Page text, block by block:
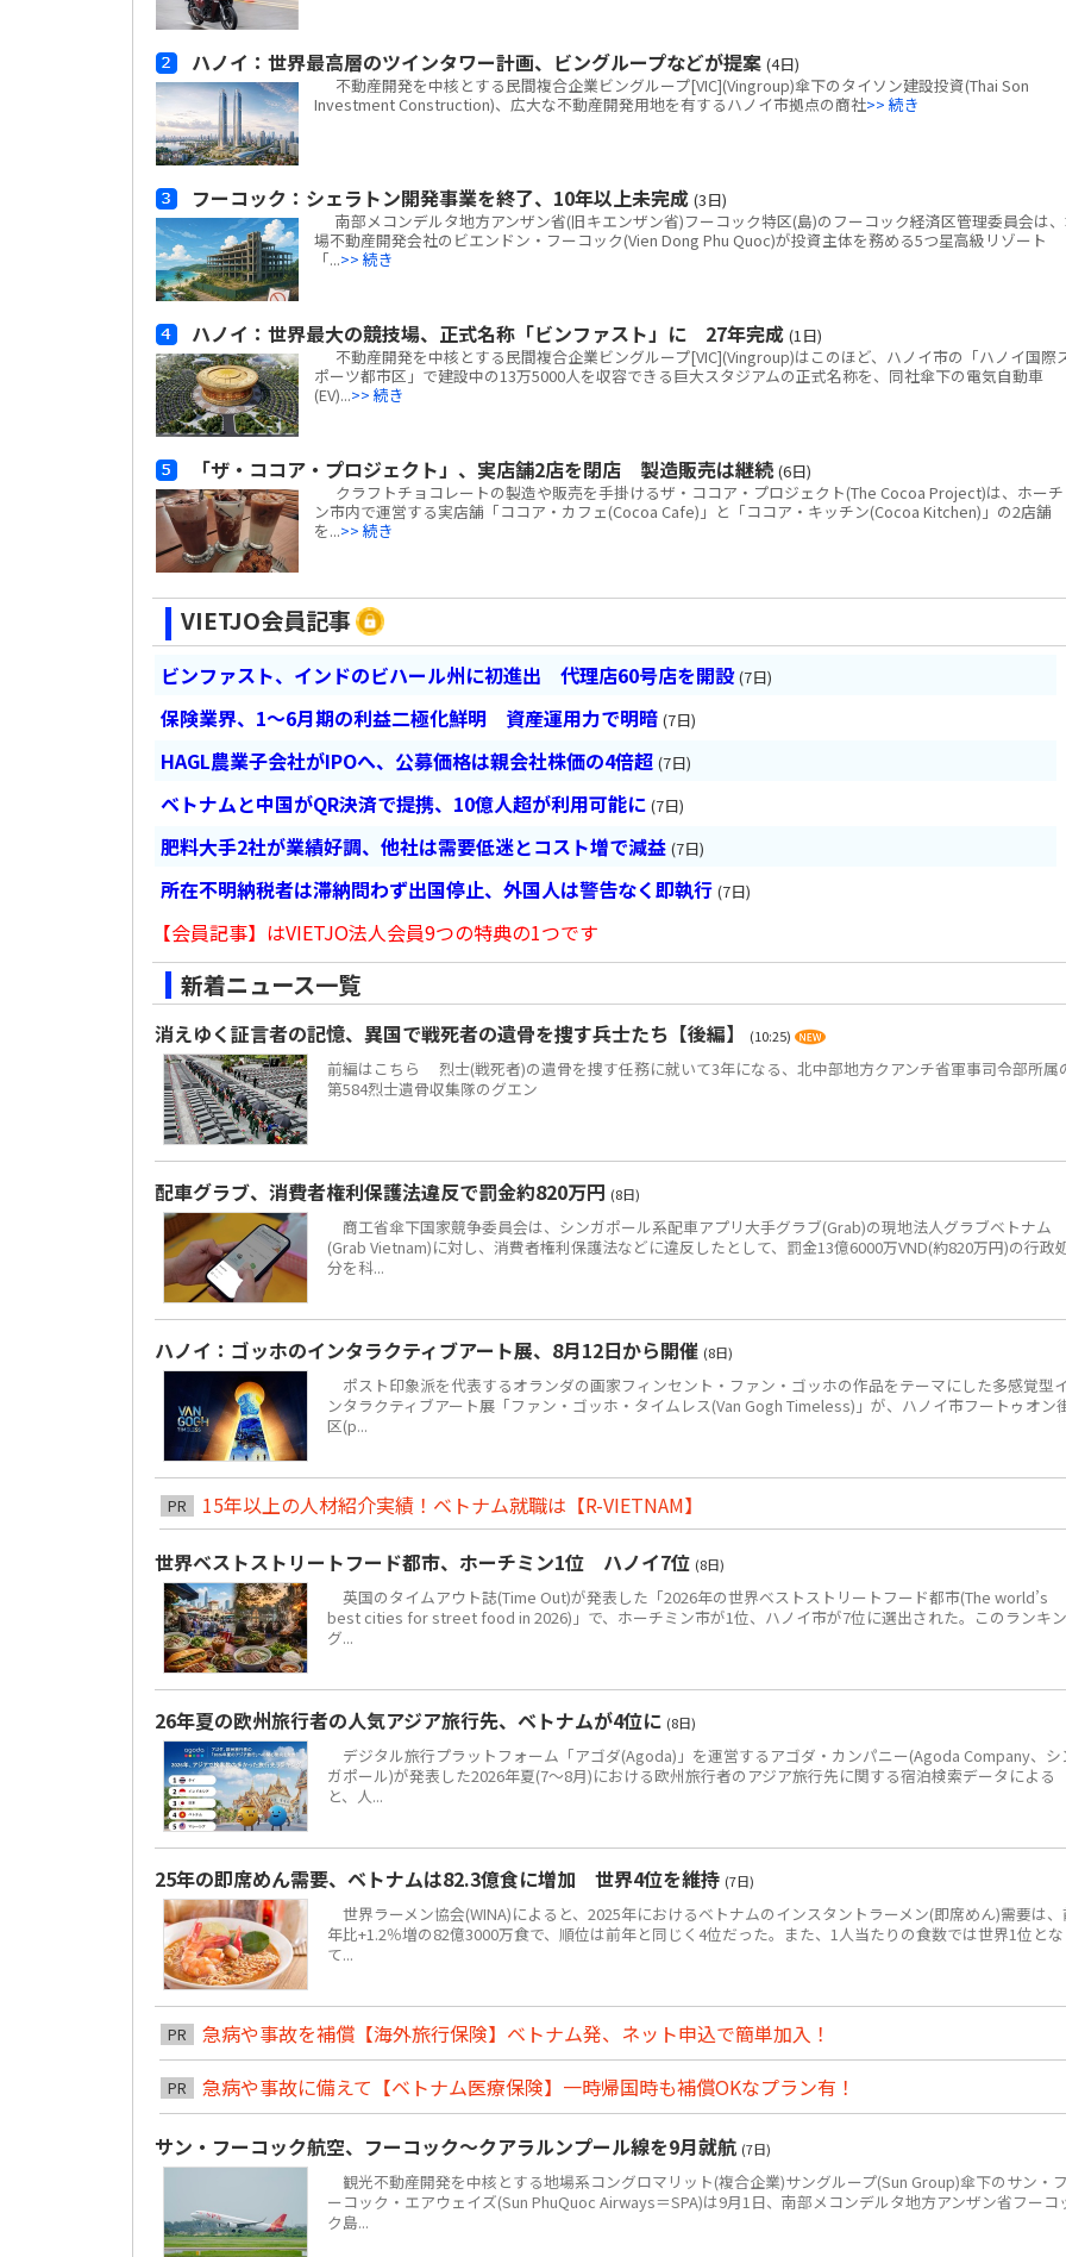
ハノイ：世界最高層のツインタワー計画、ビングループなどが提案 (4日)
不動産開発を中核とする民間複合企業ビングループ[VIC](Vingroup)傘下のタイソン建設投資(Thai Son
Investment Construction)、広大な不動産開発用地を有するハノイ市拠点の商社>> 続き
フーコック：シェラトン開発事業を終了、10年以上未完成 (3日)
南部メコンデルタ地方アンザン省(旧キエンザン省)フーコック特区(島)のフーコック経済区管理委員会は
場不動産開発会社のビエンドン・フーコック(Vien Dong Phu Quoc)が投資主体を務める5つ星高級リゾート
「...>> 続き
ハノイ：世界最大の競技場、正式名称「ビンファスト」に 27年完成 (1日)
不動産開発を中核とする民間複合企業ビングループ[VIC](Vingroup)はこのほど、ハノイ市の「ハノイ国際
ポーツ都市区」で建設中の13万5000人を収容できる巨大スタジアムの正式名称を、同社傘下の電気自動車
(EV)...>> 続き
「ザ・ココア・プロジェクト」、実店舗2店を閉店 製造販売は継続 (6日)
クラフトチョコレートの製造や販売を手掛けるザ・ココア・プロジェクト(The Cocoa Project)は、ホー
ン市内で運営する実店舗「ココア・カフェ(Cocoa Cafe)」と「ココア・キッチン(Cocoa Kitchen)」の2店舗
を...>> 続き
VIETJO会員記事
ビンファスト、インドのビハール州に初進出 代理店60号店を開設 (7日)
保険業界、1～6月期の利益二極化鮮明 資産運用力で明暗 (7日)
HAGL農業子会社がIPOへ、公募価格は親会社株価の4倍超 (7日)
ベトナムと中国がQR決済で提携、10億人超が利用可能に (7日)
肥料大手2社が業績好調、他社は需要低迷とコスト増で減益 (7日)
所在不明納税者は滞納問わず出国停止、外国人は警告なく即執行 (7日)
【会員記事】はVIETJO法人会員9つの特典の1つです
新着ニュース一覧
消えゆく証言者の記憶、異国で戦死者の遺骨を捜す兵士たち【後編】 (10:25)
前編はこちら 烈士(戦死者)の遺骨を捜す任務に就いて3年になる、北中部地方クアンチ省軍事司令部所属
第584烈士遺骨収集隊のグエン
配車グラブ、消費者権利保護法違反で罰金約820万円 (8日)
商工省傘下国家競争委員会は、シンガポール系配車アプリ大手グラブ(Grab)の現地法人グラブベトナム
(Grab Vietnam)に対し、消費者権利保護法などに違反したとして、罰金13億6000万VND(約820万円)の行政
分を科...
ハノイ：ゴッホのインタラクティブアート展、8月12日から開催 (8日)
ポスト印象派を代表するオランダの画家フィンセント・ファン・ゴッホの作品をテーマにした多感覚型
ンタラクティブアート展「ファン・ゴッホ・タイムレス(Van Gogh Timeless)」が、ハノイ市フートゥオン
区(p...
PR
15年以上の人材紹介実績！ベトナム就職は【R-VIETNAM】
世界ベストストリートフード都市、ホーチミン1位 ハノイ7位 (8日)
英国のタイムアウト誌(Time Out)が発表した「2026年の世界ベストストリートフード都市(The world’s
best cities for street food in 2026)」で、ホーチミン市が1位、ハノイ市が7位に選出された。このランキン
グ...
26年夏の欧州旅行者の人気アジア旅行先、ベトナムが4位に (8日)
デジタル旅行プラットフォーム「アゴダ(Agoda)」を運営するアゴダ・カンパニー(Agoda Company、シ
ガポール)が発表した2026年夏(7～8月)における欧州旅行者のアジア旅行先に関する宿泊検索データによる
と、人...
25年の即席めん需要、ベトナムは82.3億食に増加 世界4位を維持 (7日)
世界ラーメン協会(WINA)によると、2025年におけるベトナムのインスタントラーメン(即席めん)需要は
年比+1.2％増の82億3000万食で、順位は前年と同じく4位だった。また、1人当たりの食数では世界1位と
て...
PR 急病や事故を補償【海外旅行保険】ベトナム発、ネット申込で簡単加入！
PR 急病や事故に備えて【ベトナム医療保険】一時帰国時も補償OKなプラン有！
サン・フーコック航空、フーコック～クアラルンプール線を9月就航 (7日)
観光不動産開発を中核とする地場系コングロマリット(複合企業)サングループ(Sun Group)傘下のサン・
ーコック・エアウェイズ(Sun PhuQuoc Airways＝SPA)は9月1日、南部メコンデルタ地方アンザン省フーコ
ク島...